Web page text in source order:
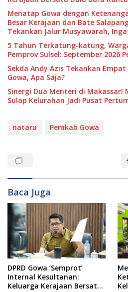
Menatap Gowa dengan
Besar Kerajaan dan Bate
Tekankan Jalur Musyawarah,
5 Tahun Terkatung-katung,
Pemprov Sulsel: September 2026
Sekda Andy Azis Tekankan
Gowa, Apa Saja?
Sinergi Dua Menteri di
Sulap Kelurahan Jadi Pusat
nataru Pemkab Gowa
Baca Juga
DPRD Gowa ‘Semprot’
Internal Kesultanan:
Keluarga Kerajaan Bersatu